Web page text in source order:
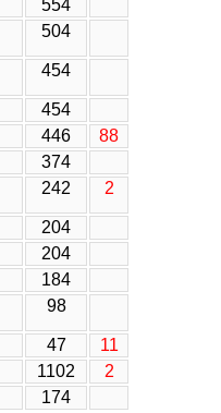
554
504
454
454
446
88
374
242 2
204
204
184
98
47
11
1102
2
174